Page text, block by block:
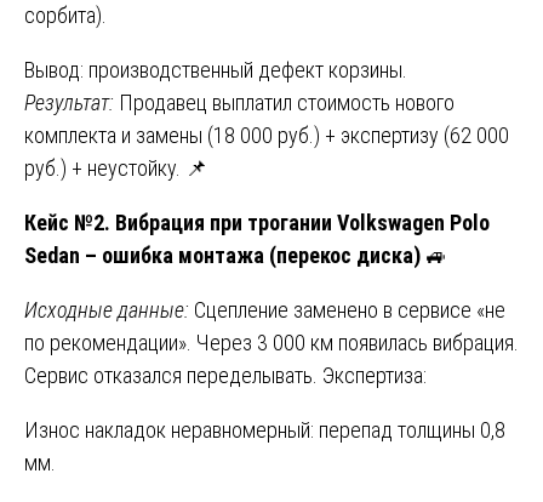
сорбита).
Вывод: производственный дефект корзины.
Результат: Продавец выплатил стоимость нового
комплекта и замены (18 000 руб.) + экспертизу (62 000
руб.) + неустойку. 📌
Кейс №2. Вибрация при трогании Volkswagen Polo
Sedan – ошибка монтажа (перекос диска) 🚙
Исходные данные: Сцепление заменено в сервисе «не
по рекомендации». Через 3 000 км появилась вибрация.
Сервис отказался переделывать. Экспертиза:
Износ накладок неравномерный: перепад толщины 0,8
мм.